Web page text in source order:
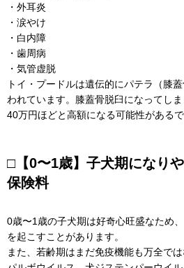
・外耳炎
・涙やけ
・白内障
・歯周病
・気管虚脱
トイ・プードルは遺伝的にパテラ（膝
われています。膝蓋骨脱臼になってし
40万円ほどと高額になる可能性があるで
□【0〜1歳】子犬期になり
保険料
0歳〜1歳の子犬期は好奇心旺盛なため
を起こすことがあります。
また、若齢期はまだ免疫機能も万全で